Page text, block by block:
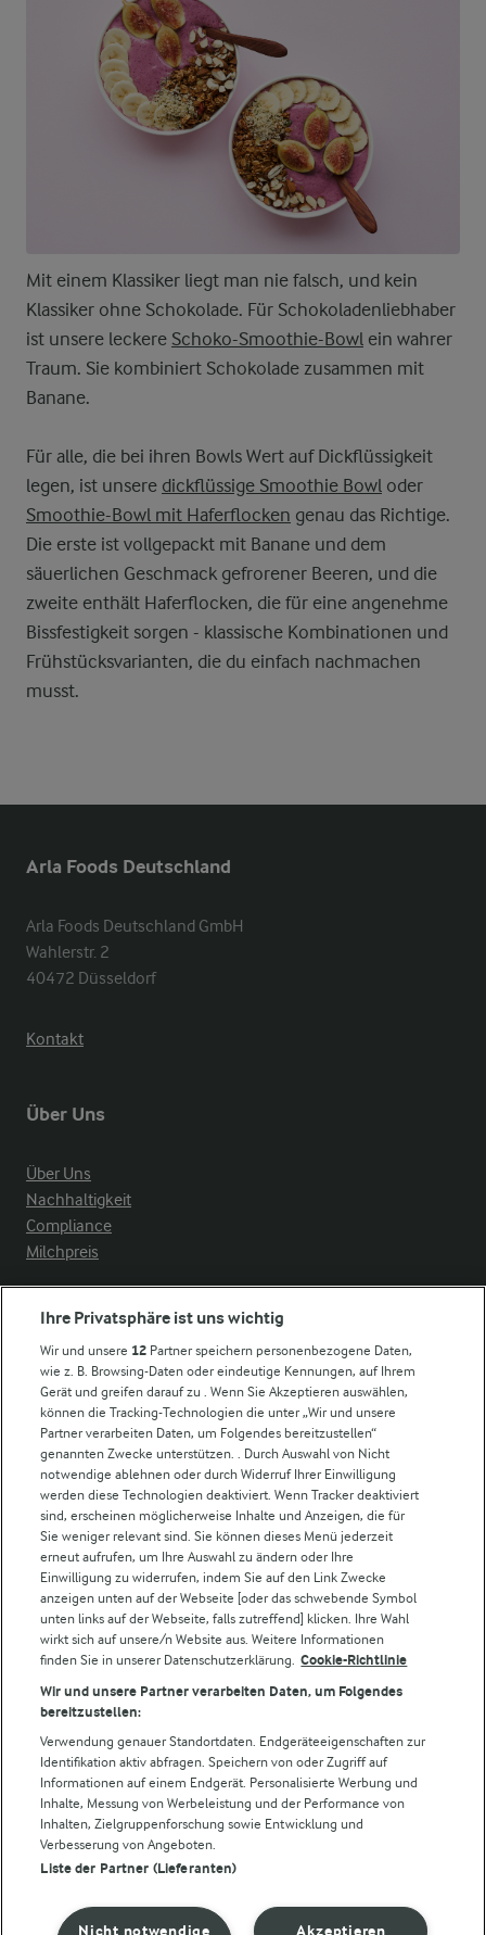
Mit einem Klassiker liegt man nie falsch, und kein
Klassiker ohne Schokolade. Für Schokoladenliebhaber
ist unsere leckere Schoko-Smoothie-Bowl ein wahrer
Traum. Sie kombiniert Schokolade zusammen mit
Banane.
Für alle, die bei ihren Bowls Wert auf Dickflüssigkeit
legen, ist unsere dickflüssige Smoothie Bowl oder
Smoothie-Bowl mit Haferflocken genau das Richtige.
Die erste ist vollgepackt mit Banane und dem
säuerlichen Geschmack gefrorener Beeren, und die
zweite enthält Haferflocken, die für eine angenehme
Bissfestigkeit sorgen - klassische Kombinationen und
Frühstücksvarianten, die du einfach nachmachen
musst.
Arla Foods Deutschland
Arla Foods Deutschland GmbH
Wahlerstr. 2
40472 Düsseldorf
Kontakt
Über Uns
Über Uns
Nachhaltigkeit
Compliance
Milchpreis
Weitere Arla Websites
Castello
Lurpak
Arla Pro
Für unsere Landwirt:innen
Folge uns!
© Arla Foods amba 2026
Cookie Wahl wieder öffnen
Datenschutzbestimmungen
Nutzerbedingungen
Ihre Privatsphäre ist uns wichtig
Wir und unsere 12 Partner speichern personenbezogene Daten,
wie z. B. Browsing-Daten oder eindeutige Kennungen, auf Ihrem
Gerät und greifen darauf zu . Wenn Sie Akzeptieren auswählen,
können die Tracking-Technologien die unter „Wir und unsere
Partner verarbeiten Daten, um Folgendes bereitzustellen“
genannten Zwecke unterstützen. . Durch Auswahl von Nicht
notwendige ablehnen oder durch Widerruf Ihrer Einwilligung
werden diese Technologien deaktiviert. Wenn Tracker deaktiviert
sind, erscheinen möglicherweise Inhalte und Anzeigen, die für
Sie weniger relevant sind. Sie können dieses Menü jederzeit
erneut aufrufen, um Ihre Auswahl zu ändern oder Ihre
Einwilligung zu widerrufen, indem Sie auf den Link Zwecke
anzeigen unten auf der Webseite [oder das schwebende Symbol
unten links auf der Webseite, falls zutreffend] klicken. Ihre Wahl
wirkt sich auf unsere/n Website aus. Weitere Informationen
finden Sie in unserer Datenschutzerklärung. Cookie-Richtlinie
Wir und unsere Partner verarbeiten Daten, um Folgendes
bereitzustellen:
Verwendung genauer Standortdaten. Endgeräteeigenschaften zur
Identifikation aktiv abfragen. Speichern von oder Zugriff auf
Informationen auf einem Endgerät. Personalisierte Werbung und
Inhalte, Messung von Werbeleistung und der Performance von
Inhalten, Zielgruppenforschung sowie Entwicklung und
Verbesserung von Angeboten.
Liste der Partner (Lieferanten)
Akzeptieren
Nicht notwendige